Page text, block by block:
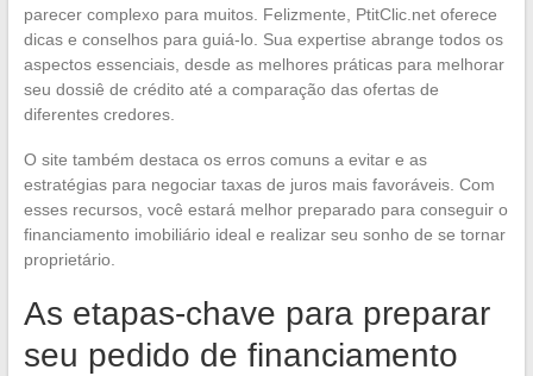
parecer complexo para muitos. Felizmente, PtitClic.net oferece
dicas e conselhos para guiá-lo. Sua expertise abrange todos os
aspectos essenciais, desde as melhores práticas para melhorar
seu dossiê de crédito até a comparação das ofertas de
diferentes credores.
O site também destaca os erros comuns a evitar e as
estratégias para negociar taxas de juros mais favoráveis. Com
esses recursos, você estará melhor preparado para conseguir o
financiamento imobiliário ideal e realizar seu sonho de se tornar
proprietário.
As etapas-chave para preparar
seu pedido de financiamento